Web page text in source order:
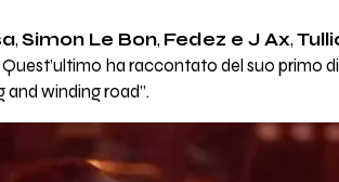
, Simon Le Bon, Fedez e J Ax,
Quest’ultimo ha raccontato del suo primo
and winding road”.